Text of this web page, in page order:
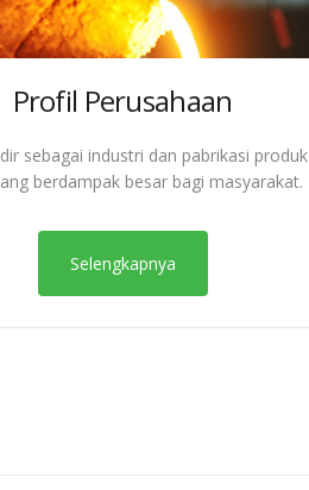
Profil Perusahaan
sebagai industri dan pabrikasi produk
berdampak besar bagi masyarakat.
Selengkapnya